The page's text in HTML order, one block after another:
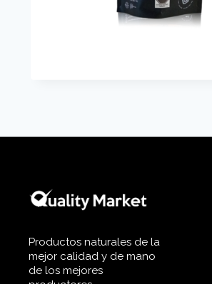
Productos naturales de la
mejor calidad y de mano
de los mejores